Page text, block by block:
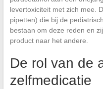
levertoxiciteit met zich mee.
pipetten) die bij de
bestaan om deze reden en
product naar het andere.
De rol van de
zelfmedicatie